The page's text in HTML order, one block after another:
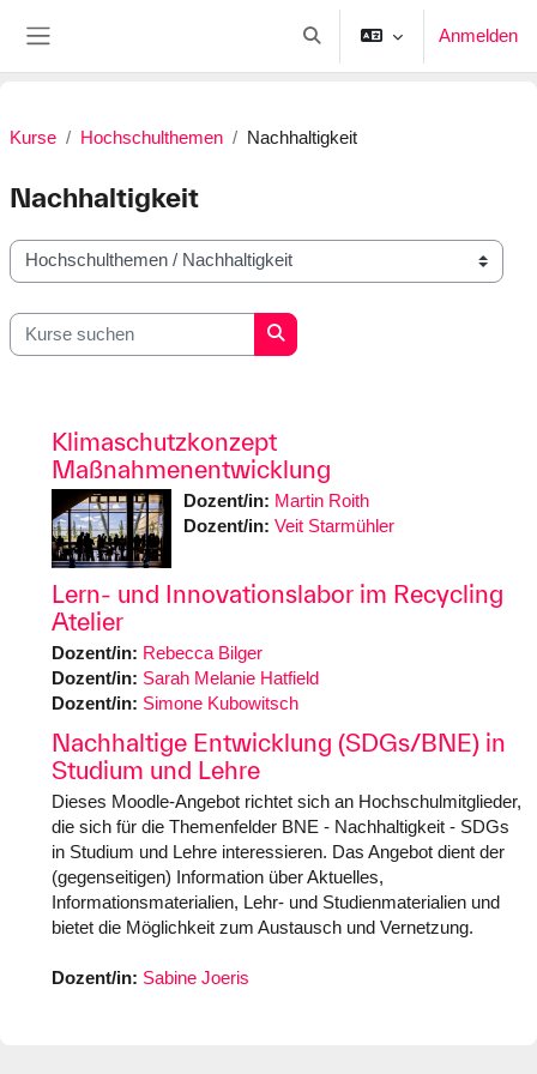
Sucheingabe umschalten
Anmelden
Kurse Hochschulthemen Nachhaltigkeit
Nachhaltigkeit
Kursbereiche
Kurse suchen
Kurse suchen
Klimaschutzkonzept
Maßnahmenentwicklung
Dozent/in: Martin Roith
Dozent/in: Veit Starmühler
Lern- und Innovationslabor im Recycling
Atelier
Dozent/in: Rebecca Bilger
Dozent/in: Sarah Melanie Hatfield
Dozent/in: Simone Kubowitsch
Nachhaltige Entwicklung (SDGs/BNE) in
Studium und Lehre
Dieses Moodle-Angebot richtet sich an Hochschulmitglieder,
die sich für die Themenfelder BNE - Nachhaltigkeit - SDGs
in Studium und Lehre interessieren. Das Angebot dient der
(gegenseitigen) Information über Aktuelles,
Informationsmaterialien, Lehr- und Studienmaterialien und
bietet die Möglichkeit zum Austausch und Vernetzung.
Dozent/in: Sabine Joeris